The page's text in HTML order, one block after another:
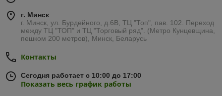
г. Минск
г. Минск, ул. Бурдейного, д.6В, ТЦ "Топ", пав. 102. Переход
между ТЦ "ТОП" и ТЦ "Торговый ряд". (Метро Кунцевщина,
пешком 200 метров), Минск, Беларусь
Контакты
Сегодня работает с 10:00 до 17:00
Показать весь график работы